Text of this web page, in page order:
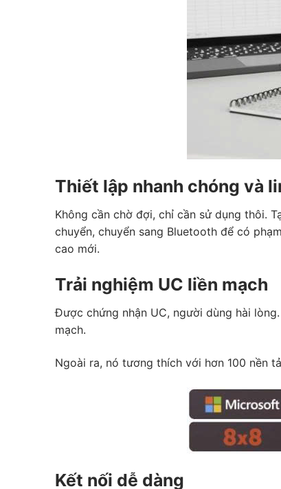
Thiết lập nhanh chóng và
Không cần chờ đợi, chỉ cần sử dụng thôi.
chuyển, chuyển sang Bluetooth để có
cao mới.
Trải nghiệm UC liền mạch
Được chứng nhận UC, người dùng hài
mạch.
Ngoài ra, nó tương thích với hơn 100 nền
Kết nối dễ dàng